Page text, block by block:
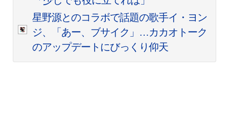
星野源とのコラボで話題の歌手イ・ヨン
ジ、「あー、ブサイク」…カカオトーク
のアップデートにびっくり仰天